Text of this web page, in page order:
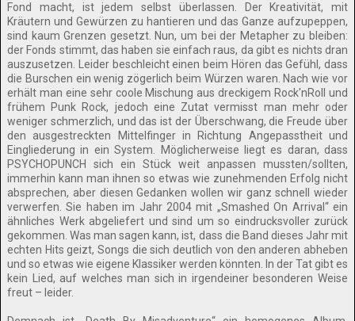
Fond macht, ist jedem selbst überlassen. Der Kreativität, mit
Kräutern und Gewürzen zu hantieren und das Ganze aufzupeppen,
sind kaum Grenzen gesetzt. Nun, um bei der Metapher zu bleiben:
der Fonds stimmt, das haben sie einfach raus, da gibt es nichts dran
auszusetzen. Leider beschleicht einen beim Hören das Gefühl, dass
die Burschen ein wenig zögerlich beim Würzen waren. Nach wie vor
erhält man eine sehr coole Mischung aus dreckigem Rock'nRoll und
frühem Punk Rock, jedoch eine Zutat vermisst man mehr oder
weniger schmerzlich, und das ist der Überschwang, die Freude über
den ausgestreckten Mittelfinger in Richtung Angepasstheit und
Eingliederung in ein System. Möglicherweise liegt es daran, dass
PSYCHOPUNCH sich ein Stück weit anpassen mussten/sollten,
immerhin kann man ihnen so etwas wie zunehmenden Erfolg nicht
absprechen, aber diesen Gedanken wollen wir ganz schnell wieder
verwerfen. Sie haben im Jahr 2004 mit „Smashed On Arrival“ ein
ähnliches Werk abgeliefert und sind um so eindrucksvoller zurück
gekommen. Was man sagen kann, ist, dass die Band dieses Jahr mit
echten Hits geizt, Songs die sich deutlich von den anderen abheben
und so etwas wie eigene Klassiker werden könnten. In der Tat gibt es
kein Lied, auf welches man sich in irgendeiner besonderen Weise
freut – leider.